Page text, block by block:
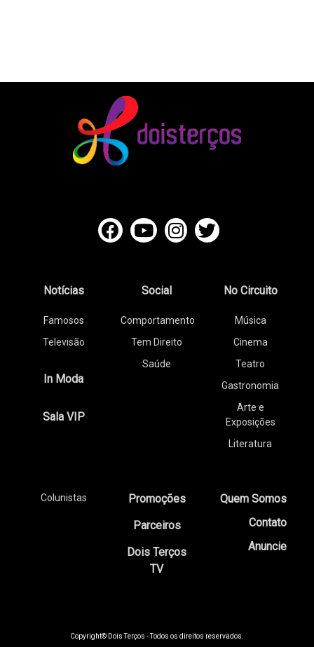
Notícias
Famosos
Televisão
In Moda
Sala VIP
Social
Comportamento
Tem Direito
Saúde
No Circuito
Música
Cinema
Teatro
Gastronomia
Arte e
Exposições
Literatura
Colunistas
Promoções
Parceiros
Dois Terços
TV
Quem Somos
Contato
Anuncie
Copyright© Dois Terços - Todos os direitos reservados.